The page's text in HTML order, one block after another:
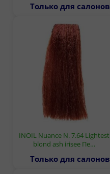
Только для салонов
INOIL Nuance N. 7.64 Lightest
blond ash irisee Пе…
Только для салонов